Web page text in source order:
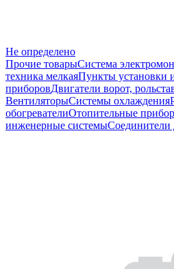
Не определено
Прочие товарыСистема
техника мелкаяПункты установки
приборовДвигатели ворот,
ВентиляторыСистемы охлаждения
обогревателиОтопительные
инженерные системыСоединители